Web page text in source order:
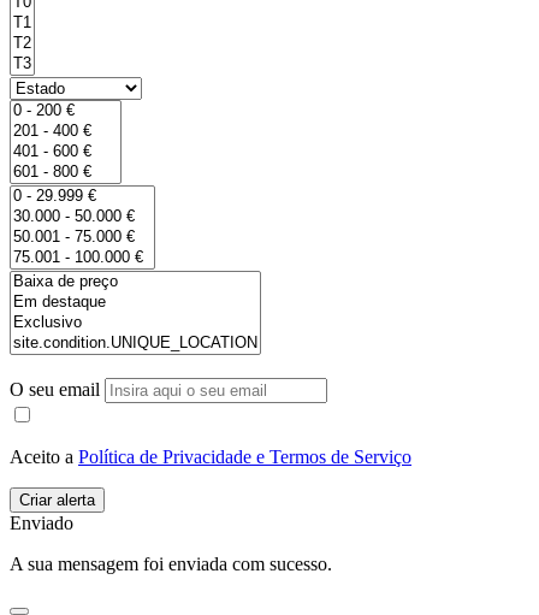
O seu email
Aceito a Política de Privacidade e Termos de Serviço
Enviado
A sua mensagem foi enviada com sucesso.